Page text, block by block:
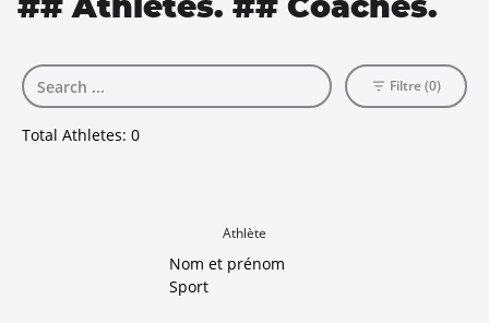
Total Athletes: 0
Filtre (0)
Athlète
Nom et prénom
Sport